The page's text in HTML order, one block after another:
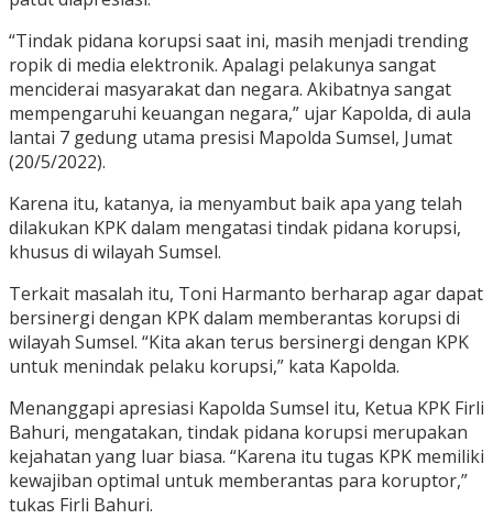
“Tindak pidana korupsi saat ini, masih menjadi trending
ropik di media elektronik. Apalagi pelakunya sangat
menciderai masyarakat dan negara. Akibatnya sangat
mempengaruhi keuangan negara,” ujar Kapolda, di aula
lantai 7 gedung utama presisi Mapolda Sumsel, Jumat
(20/5/2022).
Karena itu, katanya, ia menyambut baik apa yang telah
dilakukan KPK dalam mengatasi tindak pidana korupsi,
khusus di wilayah Sumsel.
Terkait masalah itu, Toni Harmanto berharap agar dapat
bersinergi dengan KPK dalam memberantas korupsi di
wilayah Sumsel. “Kita akan terus bersinergi dengan KPK
untuk menindak pelaku korupsi,” kata Kapolda.
Menanggapi apresiasi Kapolda Sumsel itu, Ketua KPK Firli
Bahuri, mengatakan, tindak pidana korupsi merupakan
kejahatan yang luar biasa. “Karena itu tugas KPK memiliki
kewajiban optimal untuk memberantas para koruptor,”
tukas Firli Bahuri.